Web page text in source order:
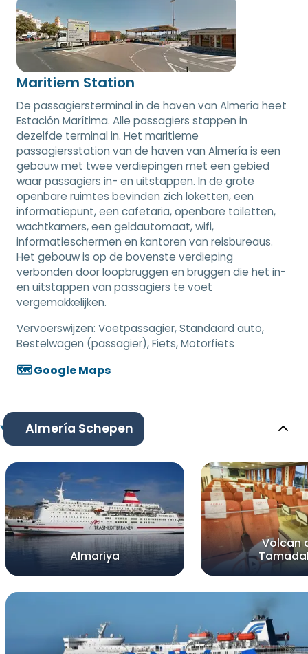
Maritiem Station
De passagiersterminal in de haven van Almería heet
Estación Marítima. Alle passagiers stappen in
dezelfde terminal in. Het maritieme
passagiersstation van de haven van Almería is een
gebouw met twee verdiepingen met een gebied
waar passagiers in- en uitstappen. In de grote
openbare ruimtes bevinden zich loketten, een
informatiepunt, een cafetaria, openbare toiletten,
wachtkamers, een geldautomaat, wifi,
informatieschermen en kantoren van reisbureaus.
Het gebouw is op de bovenste verdieping
verbonden door loopbruggen en bruggen die het in-
en uitstappen van passagiers te voet
vergemakkelijken.
Vervoerswijzen: Voetpassagier, Standaard auto,
Bestelwagen (passagier), Fiets, Motorfiets
🗺️ Google Maps
Almería Schepen
Almariya
Volcan